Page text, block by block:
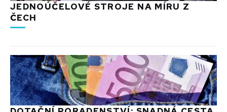
JEDNOÚČELOVÉ STROJE NA MÍRU Z
ČECH